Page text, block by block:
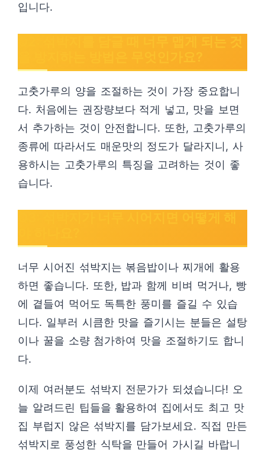
입니다.
고춧가루의 양을 조절하는 것이 가장 중요합니
다. 처음에는 권장량보다 적게 넣고, 맛을 보면
서 추가하는 것이 안전합니다. 또한, 고춧가루의
종류에 따라서도 매운맛의 정도가 달라지니, 사
용하시는 고춧가루의 특징을 고려하는 것이 좋
습니다.
너무 시어진 섞박지는 볶음밥이나 찌개에 활용
하면 좋습니다. 또한, 밥과 함께 비벼 먹거나, 빵
에 곁들여 먹어도 독특한 풍미를 즐길 수 있습
니다. 일부러 시큼한 맛을 즐기시는 분들은 설탕
이나 꿀을 소량 첨가하여 맛을 조절하기도 합니
다.
이제 여러분도 섞박지 전문가가 되셨습니다! 오
늘 알려드린 팁들을 활용하여 집에서도 최고 맛
집 부럽지 않은 섞박지를 담가보세요. 직접 만든
섞박지로 풍성한 식탁을 만들어 가시길 바랍니